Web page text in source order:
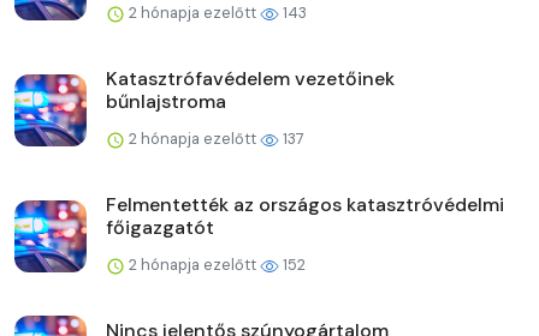
2 hónapja ezelőtt 143
Katasztrófavédelem vezetőinek
bűnlajstroma
2 hónapja ezelőtt 137
Felmentették az országos katasztróvédelmi
főigazgatót
2 hónapja ezelőtt 152
Nincs jelentős szúnyogártalom